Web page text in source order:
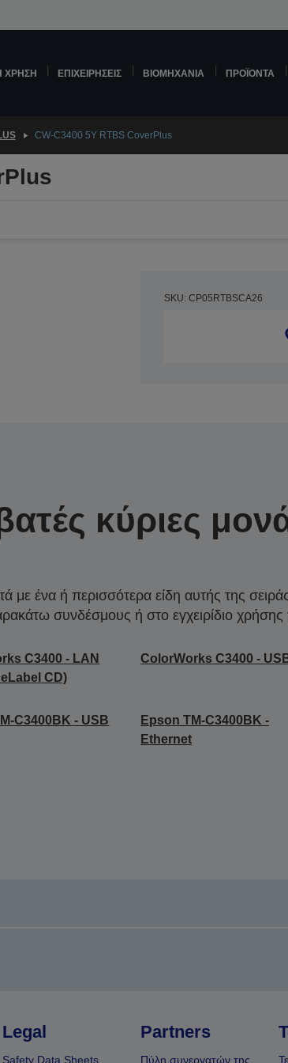
ΧΡΉΣΗ ΕΠΙΧΕΙΡΉΣΕΙΣ ΒΙΟΜΗΧΑΝΊΑ ΠΡΟΪΌΝΤΑ
CW-C3400 5Y RTBS CoverPlus
SKU: CP05RTBSCA26
κύριες
με ένα ή περισσότερα είδη αυτής της
συνδέσμους ή στο εγχειρίδιο χρήσης
C3400 - LAN
CD)
ColorWorks C3400 -
C3400BK - USB
Epson TM-C3400BK -
Ethernet
Legal
Safety Data Sheets
Partners
Πύλη συνεργατών της